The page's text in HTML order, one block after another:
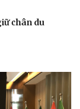
chân du